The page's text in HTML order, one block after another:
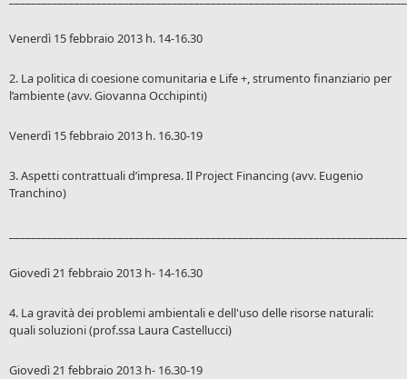
Venerdì 15 febbraio 2013 h. 14-16.30
2. La politica di coesione comunitaria e Life +, strumento finanziario per
l’ambiente (avv. Giovanna Occhipinti)
Venerdì 15 febbraio 2013 h. 16.30-19
3. Aspetti contrattuali d’impresa. Il Project Financing (avv. Eugenio
Tranchino)
Giovedì 21 febbraio 2013 h- 14-16.30
4. La gravità dei problemi ambientali e dell'uso delle risorse naturali:
quali soluzioni (prof.ssa Laura Castellucci)
Giovedì 21 febbraio 2013 h- 16.30-19